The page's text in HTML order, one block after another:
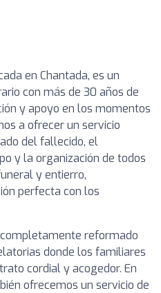
en Chantada, es un
con más de 30 años de
y apoyo en los momentos
a ofrecer un servicio
del fallecido, el
y la organización de todos
y entierro,
perfecta con los
reformado
donde los familiares
cordial y acogedor. En
ofrecemos un servicio de